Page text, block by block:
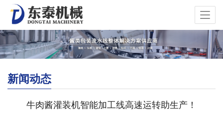
新闻动态
牛肉酱灌装机智能加工线高速运转助生产！